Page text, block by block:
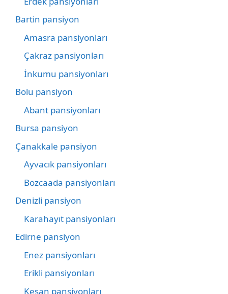
Bartin pansiyon
Amasra pansiyonları
Çakraz pansiyonları
İnkumu pansiyonları
Bolu pansiyon
Abant pansiyonları
Bursa pansiyon
Çanakkale pansiyon
Ayvacık pansiyonları
Bozcaada pansiyonları
Denizli pansiyon
Karahayıt pansiyonları
Edirne pansiyon
Enez pansiyonları
Erikli pansiyonları
Keşan pansiyonları